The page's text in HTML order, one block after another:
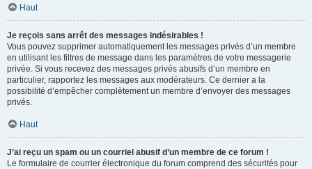
Haut
Je reçois sans arrêt des messages indésirables !
Vous pouvez supprimer automatiquement les messages privés d’un membre
en utilisant les filtres de message dans les paramètres de votre messagerie
privée. Si vous recevez des messages privés abusifs d’un membre en
particulier, rapportez les messages aux modérateurs. Ce dernier a la
possibilité d’empêcher complètement un membre d’envoyer des messages
privés.
Haut
J’ai reçu un spam ou un courriel abusif d’un membre de ce forum !
Le formulaire de courrier électronique du forum comprend des sécurités pour